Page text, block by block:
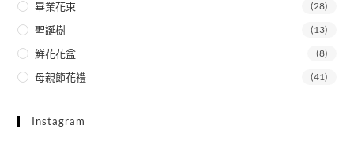
畢業花束 (28)
聖誕樹 (13)
鮮花花盆 (8)
母親節花禮 (41)
Instagram